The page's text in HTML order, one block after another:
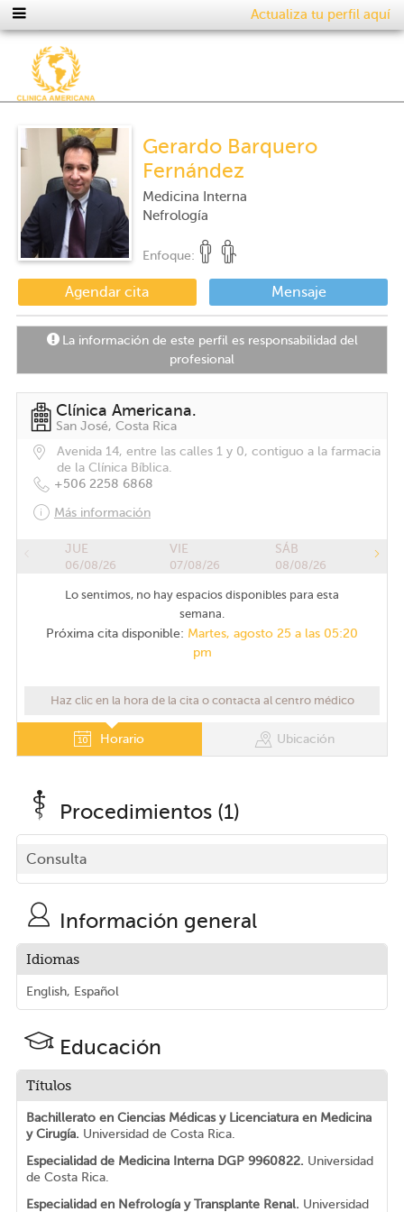
Actualiza tu perfil aquí
Gerardo Barquero
Fernández
Medicina Interna
Nefrología
Enfoque:
Agendar cita Mensaje
La información de este perfil es responsabilidad del
profesional
Clínica Americana.
San José, Costa Rica
Avenida 14, entre las calles 1 y 0, contiguo a la farmacia
de la Clínica Bíblica.
+506 2258 6868
Más información
JUE
06/08/26
VIE
07/08/26
SÁB
08/08/26
Lo sentimos, no hay espacios disponibles para esta
semana.
Próxima cita disponible: Martes, agosto 25 a las 05:20
pm
Haz clic en la hora de la cita o contacta al centro médico
Horario Ubicación
Procedimientos (1)
Consulta
Información general
Idiomas
English, Español
Educación
Títulos
Bachillerato en Ciencias Médicas y Licenciatura en Medicina
y Cirugía. Universidad de Costa Rica.
Especialidad de Medicina Interna DGP 9960822. Universidad
de Costa Rica.
Especialidad en Nefrología y Transplante Renal. Universidad